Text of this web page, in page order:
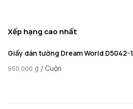
Xếp hạng cao nhất
Giấy dán tường Dream World D5042-1
950.000 ₫ / Cuộn